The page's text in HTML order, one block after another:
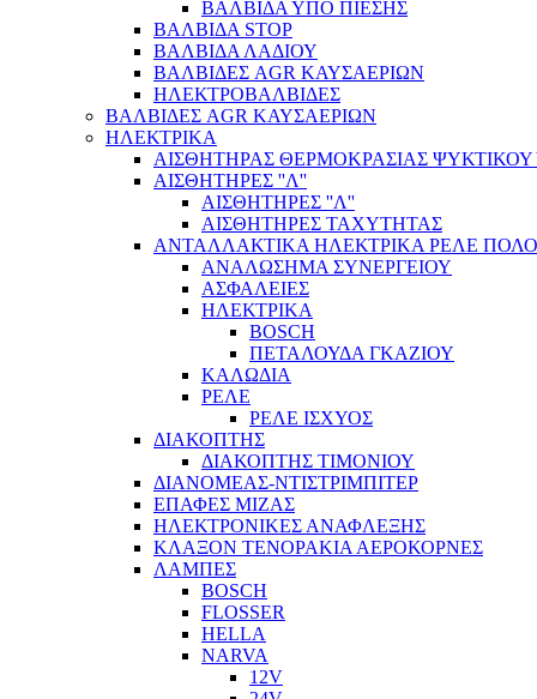
ΒΑΛΒΙΔΑ ΥΠΟ ΠΙΕΣΗΣ
ΒΑΛΒΙΔΑ STOP
ΒΑΛΒΙΔΑ ΛΑΔΙΟΥ
ΒΑΛΒΙΔΕΣ AGR ΚΑΥΣΑΕΡΙΩΝ
ΗΛΕΚΤΡΟΒΑΛΒΙΔΕΣ
ΒΑΛΒΙΔΕΣ AGR ΚΑΥΣΑΕΡΙΩΝ
ΗΛΕΚΤΡΙΚΑ
ΑΙΣΘΗΤΗΡΑΣ ΘΕΡΜΟΚΡΑΣΙΑΣ ΨΥΚΤΙΚΟΥ
ΑΙΣΘΗΤΗΡΕΣ ''Λ''
ΑΙΣΘΗΤΗΡEΣ ''Λ''
ΑΙΣΘΗΤΗΡEΣ ΤΑΧΥΤΗΤΑΣ
ΑΝΤΑΛΛΑΚΤΙΚΑ ΗΛΕΚΤΡΙΚΑ ΡΕΛΕ
ΑΝΑΛΩΣΗΜΑ ΣΥΝΕΡΓΕΙΟΥ
ΑΣΦΑΛΕΙΕΣ
ΗΛΕΚΤΡΙΚΑ
BOSCH
ΠΕΤΑΛΟΥΔΑ ΓΚΑΖΙΟΥ
ΚΑΛΩΔΙΑ
ΡΕΛΕ
ΡΕΛΕ ΙΣΧΥΟΣ
ΔΙΑΚΟΠΤΗΣ
ΔΙΑΚΟΠΤΗΣ ΤΙΜΟΝΙΟΥ
ΔΙΑΝΟΜΕΑΣ-ΝΤΙΣΤΡΙΜΠΙΤΕΡ
ΕΠΑΦΕΣ ΜΙΖΑΣ
ΗΛΕΚΤΡΟΝΙΚΕΣ ΑΝΑΦΛΕΞΗΣ
ΚΛΑΞΟΝ ΤΕΝΟΡΑΚΙΑ ΑΕΡΟΚΟΡΝΕΣ
ΛΑΜΠΕΣ
BOSCH
FLOSSER
HELLA
NARVA
12V